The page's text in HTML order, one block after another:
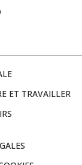
ET TRAVAILLER